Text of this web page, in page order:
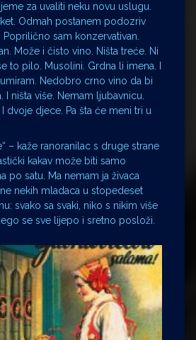
za uvaliti neku novu uslugu.
Odmah postanem podozriv
Poprilično sam konzervativan.
Može i čisto vino. Ništa treće. Ni
to pilo. Musolini. Grdna li imena. I
Nedobro crno vino da bi
I ništa više. Nemam ljubavnicu.
dvoje djece. Pa šta će meni tri u
– kaže ranoranilac s druge strane
kakav može biti samo
po satu. Ma nemam ja živaca
nekih mladaca u stopedeset
svako sa svaki, niko s nikim više
se sve lijepo i sretno posloži.